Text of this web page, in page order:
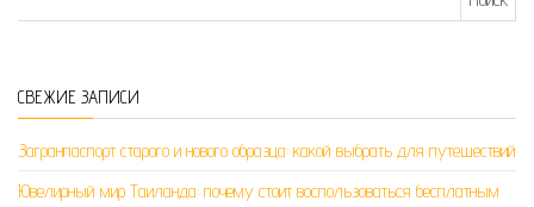
СВЕЖИЕ ЗАПИСИ
Загранпаспорт старого и нового образца: какой выбрать для путешествий
Ювелирный мир Таиланда: почему стоит воспользоваться бесплатным